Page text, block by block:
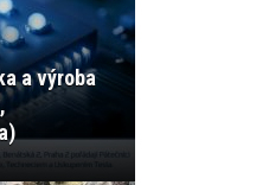
a výroba